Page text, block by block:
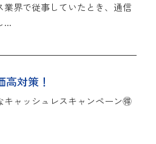
界で従事していたとき、通信
...
対策！
ャッシュレスキャンペーン🉐